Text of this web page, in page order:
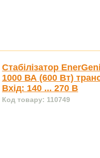
Стабілізатор
1000 ВА (600 Вт)
Вхід: 140 ... 270 В
Код товару: 110749